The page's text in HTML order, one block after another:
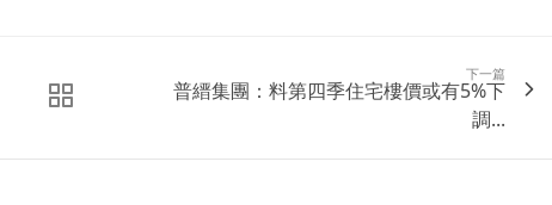
下一篇
普縉集團：料第四季住宅樓價或有5%下
調...